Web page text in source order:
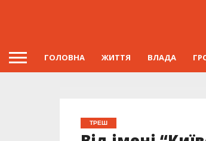
ГОЛОВНА ЖИТТЯ ВЛАДА
ТРЕШ